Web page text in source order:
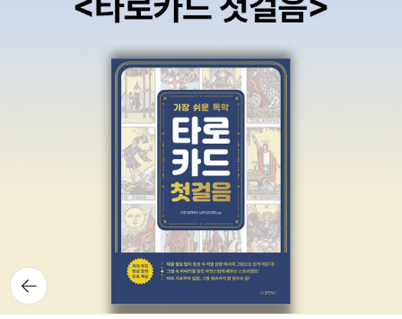
뒤로가
기